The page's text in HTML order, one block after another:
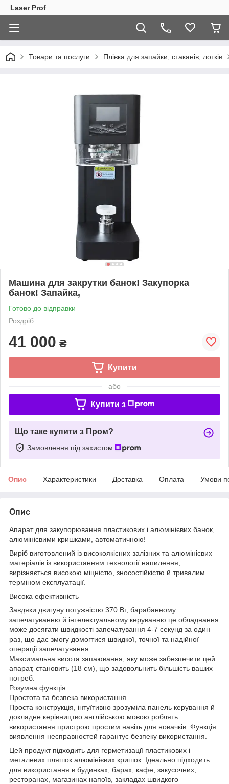
Laser Prof
Товари та послуги Плівка для запайки, стаканів, лотків
Машина для закрутки банок! Закупорка
банок! Запайка,
Готово до відправки
Роздріб
41 000 ₴
Купити
або
Купити з
Що таке купити з Пром?
Замовлення під захистом
Опис Характеристики Доставка Оплата Умови
Опис
Апарат для закупорювання пластикових і алюмінієвих банок,
алюмінієвими кришками, автоматичною!
Виріб виготовлений із високоякісних залізних та алюмінієвих
матеріалів із використанням технології напилення,
вирізняється високою міцністю, зносостійкістю й тривалим
терміном експлуатації.
Висока ефективність
Завдяки двигуну потужністю 370 Вт, барабанному
запечатуванню й інтелектуальному керуванню це обладнання
може досягати швидкості запечатування 4-7 секунд за один
раз, що дає змогу домогтися швидкої, точної та надійної
операції запечатування.
Максимальна висота запаювання, яку може забезпечити цей
апарат, становить (18 см), що задовольнить більшість ваших
потреб.
Розумна функція
Простота та безпека використання
Проста конструкція, інтуїтивно зрозуміла панель керування й
докладне керівництво англійською мовою роблять
використання пристрою простим навіть для новачків. Функція
виявлення несправностей гарантує безпеку використання.
Цей продукт підходить для герметизації пластикових і
металевих пляшок алюмінієвих кришок. Ідеально підходить
для використання в будинках, барах, кафе, закусочних,
ресторанах, магазинах напоїв, закладах швидкого